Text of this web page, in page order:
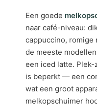
Een goede
naar café-niveau:
cappuccino, romige
de meeste
een iced latte. Plek-
is beperkt — een
wat een groot
melkopschuimer